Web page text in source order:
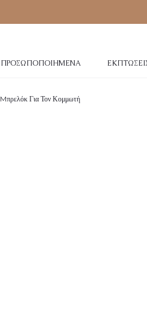
ΠΡΟΣΩΠΟΠΟΙΗΜΈΝΑ
Mπρελόκ Για Τον Κομμωτή